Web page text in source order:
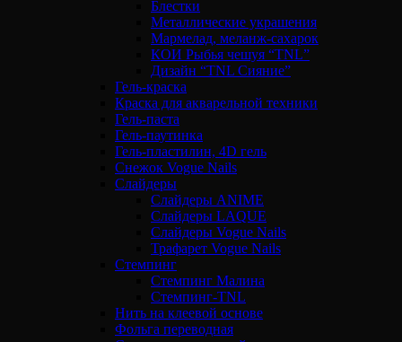
Блестки
Металлические украшения
Мармелад, меланж-сахарок
КОИ Рыбья чешуя “TNL”
Дизайн “TNL Сияние”
Гель-краска
Краска для акварельной техники
Гель-паста
Гель-паутинка
Гель-пластилин, 4D гель
Снежок Vogue Nails
Слайдеры
Слайдеры ANIME
Слайдеры LAQUE
Слайдеры Vogue Nails
Трафарет Vogue Nails
Стемпинг
Стемпинг Малина
Стемпинг-TNL
Нить на клеевой основе
Фольга переводная